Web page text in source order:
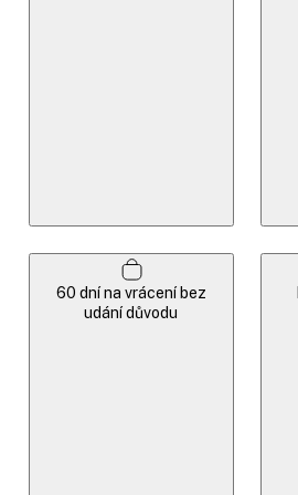
60 dní na vrácení bez
udání důvodu